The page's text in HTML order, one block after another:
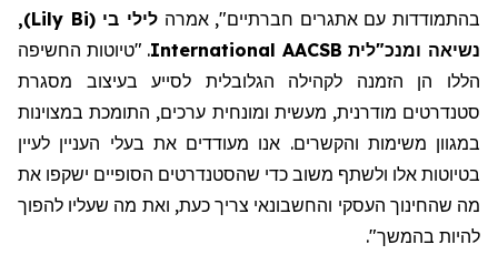
בהתמודדות עם אתגרים חברתיים"
, אמרהלילי בי (
Lily Bi
)
,
נשיאה ומנכ"לית AACSB
International. "טיוטות החשיפה
הללו הן הזמנה לקהילה הגלובלית לסייע בעיצוב מסגרת
סטנדרטים מודרנית, מעשית ומונחית ערכים, התומכת במצוינות
במגוון משימות והקשרים. אנו מעודדים את בעלי העניין לעיין
בטיוטות אלו ולשתף משוב כדי שהסטנדרטים הסופיים ישקפו את
מה שהחינוך העסקי והחשבונאי צריך כעת, ואת מה שעליו להפוך
להיות בהמשך".